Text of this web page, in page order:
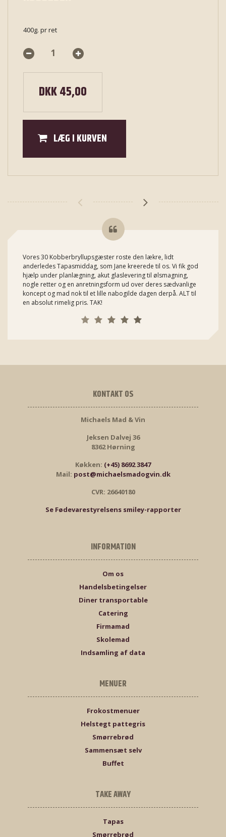
400g. pr ret
DKK 45,00
LÆG I KURVEN
Vores 30 Kobberbryllupsgæster roste den lækre, lidt
anderledes Tapasmiddag, som Jane kreerede til os. Vi fik god
hjælp under planlægning, akut glaslevering til ølsmagning,
nogle retter og en anretningsform ud over deres sædvanlige
koncept og mad nok til et lille nabogilde dagen derpå. ALT til
en absolut rimelig pris. TAK!
KONTAKT OS
Michaels Mad & Vin
Jeksen Dalvej 36
8362 Hørning
Køkken: (+45) 8692 3847
Mail: post@michaelsmadogvin.dk
CVR: 26640180
Se Fødevarestyrelsens smiley-rapporter
INFORMATION
Om os
Handelsbetingelser
Diner transportable
Catering
Firmamad
Skolemad
Indsamling af data
MENUER
Frokostmenuer
Helstegt pattegris
Smørrebrød
Sammensæt selv
Buffet
TAKE AWAY
Tapas
Smørrebrød